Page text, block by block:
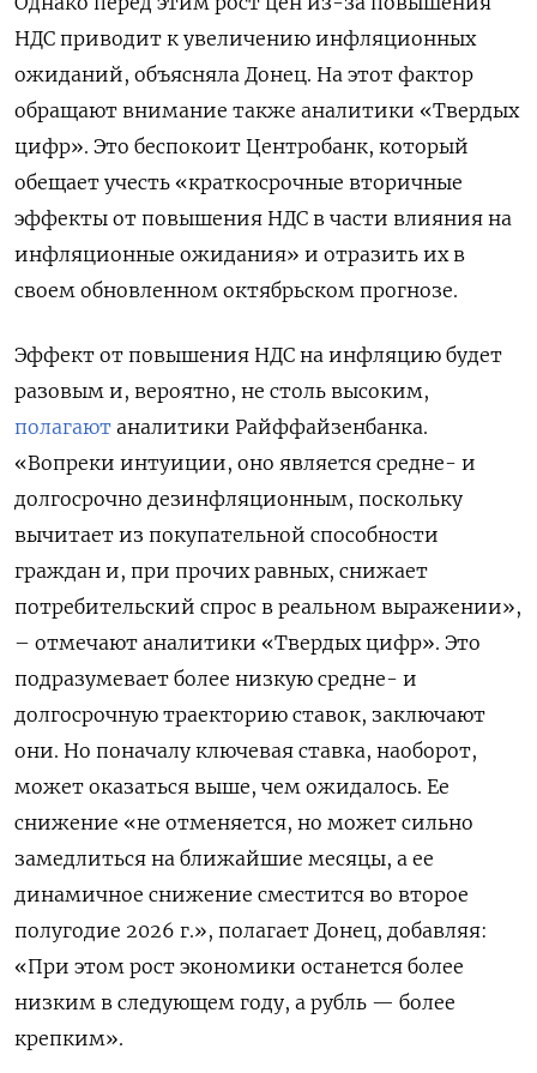
НДС приводит к увеличению инфляционных
ожиданий, объясняла Донец. На этот фактор
обращают внимание также аналитики «Твердых
цифр». Это беспокоит Центробанк, который
обещает учесть «краткосрочные вторичные
эффекты от повышения НДС в части влияния на
инфляционные ожидания» и отразить их в
своем обновленном октябрьском прогнозе.
Эффект от повышения НДС на инфляцию будет
разовым и, вероятно, не столь высоким,
полагают аналитики Райффайзенбанка.
«Вопреки интуиции, оно является средне- и
долгосрочно дезинфляционным, поскольку
вычитает из покупательной способности
граждан и, при прочих равных, снижает
потребительский спрос в реальном выражении»,
– отмечают аналитики «Твердых цифр». Это
подразумевает более низкую средне- и
долгосрочную траекторию ставок, заключают
они. Но поначалу ключевая ставка, наоборот,
может оказаться выше, чем ожидалось. Ее
снижение «не отменяется, но может сильно
замедлиться на ближайшие месяцы, а ее
динамичное снижение сместится во второе
полугодие 2026 г.», полагает Донец, добавляя:
«При этом рост экономики останется более
низким в следующем году, а рубль — более
крепким».